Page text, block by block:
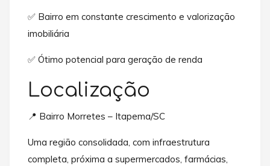
✅ Bairro em constante crescimento e valorização
imobiliária
✅ Ótimo potencial para geração de renda
Localização
📍 Bairro Morretes – Itapema/SC
Uma região consolidada, com infraestrutura
completa, próxima a supermercados, farmácias,